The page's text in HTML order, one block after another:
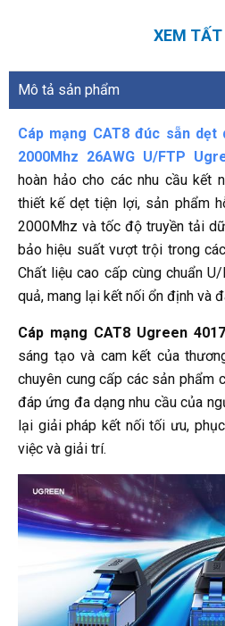
XEM TẤT
Mô tả sản phẩm
Cáp mạng CAT8 đúc sẵn dẹt
2000Mhz 26AWG U/FTP
hoàn hảo cho các nhu cầu kết
thiết kế dẹt tiện lợi, sản phẩm
2000Mhz và tốc độ truyền tải
bảo hiệu suất vượt trội trong
Chất liệu cao cấp cùng chuẩn
quả, mang lại kết nối ổn định và
Cáp mạng CAT8 Ugreen
sáng tạo và cam kết của
chuyên cung cấp các sản phẩm
đáp ứng đa dạng nhu cầu của
lại giải pháp kết nối tối ưu,
việc và giải trí.